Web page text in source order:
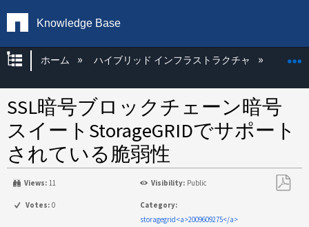
Knowledge Base
グローバル階層を展開/折りたたむ
ホーム ハイブリッド インフラストラクチャ
SSL暗号ブロックチェーン暗号
スイートStorageGRIDでサポート
されている脆弱性
Views: 11 Visibility: Public
Votes: 0
Category:
storagegrid<a>2009609275</a>